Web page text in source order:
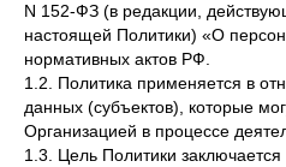
N 152-ФЗ (в редакции,
настоящей Политики) «О
нормативных актов РФ.
1.2. Политика применяется в
данных (субъектов), которые
Организацией в процессе
1.3. Цель Политики